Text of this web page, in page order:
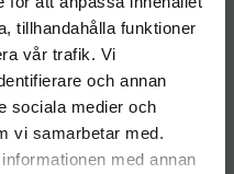
tillhandahålla funktioner
vår trafik. Vi
och annan
sociala medier och
vi samarbetar med.
med annan
önskelista
KÖP
privatperson?